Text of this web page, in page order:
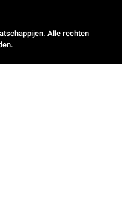
Alle rechten